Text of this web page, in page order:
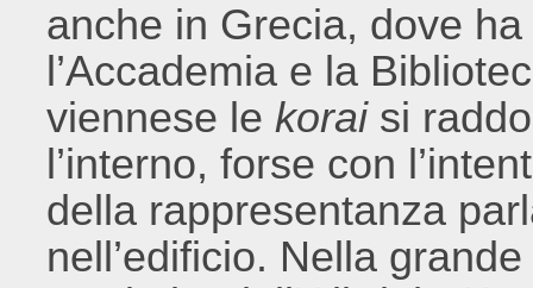
anche in Grecia, dove
l’Accademia e la
viennese le koraisi
l’interno, forse con
della rappresentanza
nell’edificio. Nella